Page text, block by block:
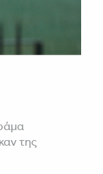
της